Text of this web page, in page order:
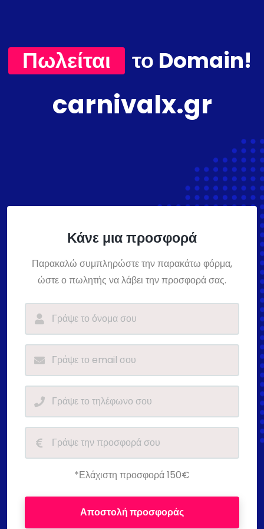
Πωλείται το Domain!
carnivalx.gr
Κάνε μια προσφορά
Παρακαλώ συμπληρώστε την παρακάτω φόρμα,
ώστε ο πωλητής να λάβει την προσφορά σας.
*Ελάχιστη προσφορά 150€
Αποστολή προσφοράς